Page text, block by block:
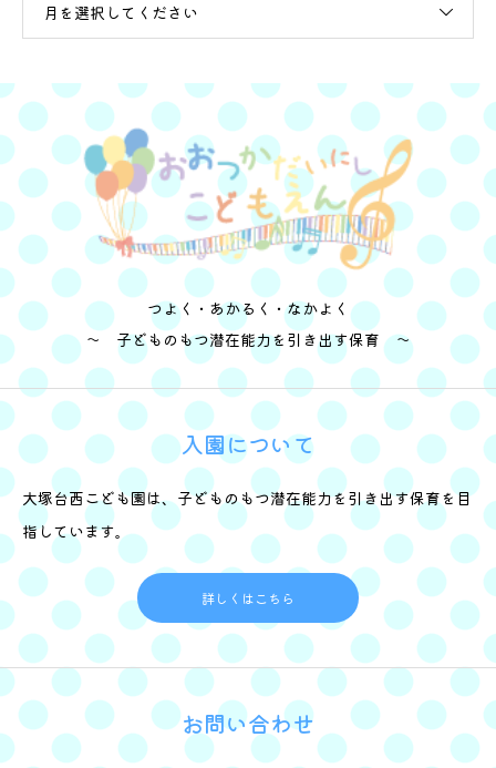
月を選択してください
つよく・あかるく・なかよく
～ 子どものもつ潜在能力を引き出す保育 ～
入園について
大塚台西こども園は、子どものもつ潜在能力を引き出す保育を目
指しています。
詳しくはこちら
お問い合わせ